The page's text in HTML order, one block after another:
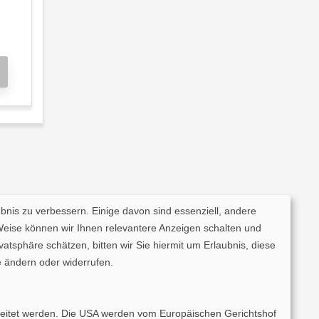
zu verbessern. Einige davon sind essenziell, andere
können wir Ihnen relevantere Anzeigen schalten und
schätzen, bitten wir Sie hiermit um Erlaubnis, diese
oder widerrufen.
werden. Die USA werden vom Europäischen Gerichtshof